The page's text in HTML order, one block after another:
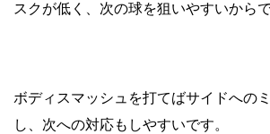
スクが低く、次の球を狙いやすいからで
ボディスマッシュを打てばサイドへの
し、次への対応もしやすいです。